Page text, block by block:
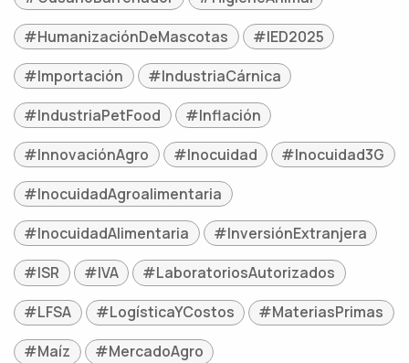
#HumanizaciónDeMascotas
#IED2025
#Importación
#IndustriaCárnica
#IndustriaPetFood
#Inflación
#InnovaciónAgro
#Inocuidad
#Inocuidad3G
#InocuidadAgroalimentaria
#InocuidadAlimentaria
#InversiónExtranjera
#ISR
#IVA
#LaboratoriosAutorizados
#LFSA
#LogísticaYCostos
#MateriasPrimas
#Maíz
#MercadoAgro